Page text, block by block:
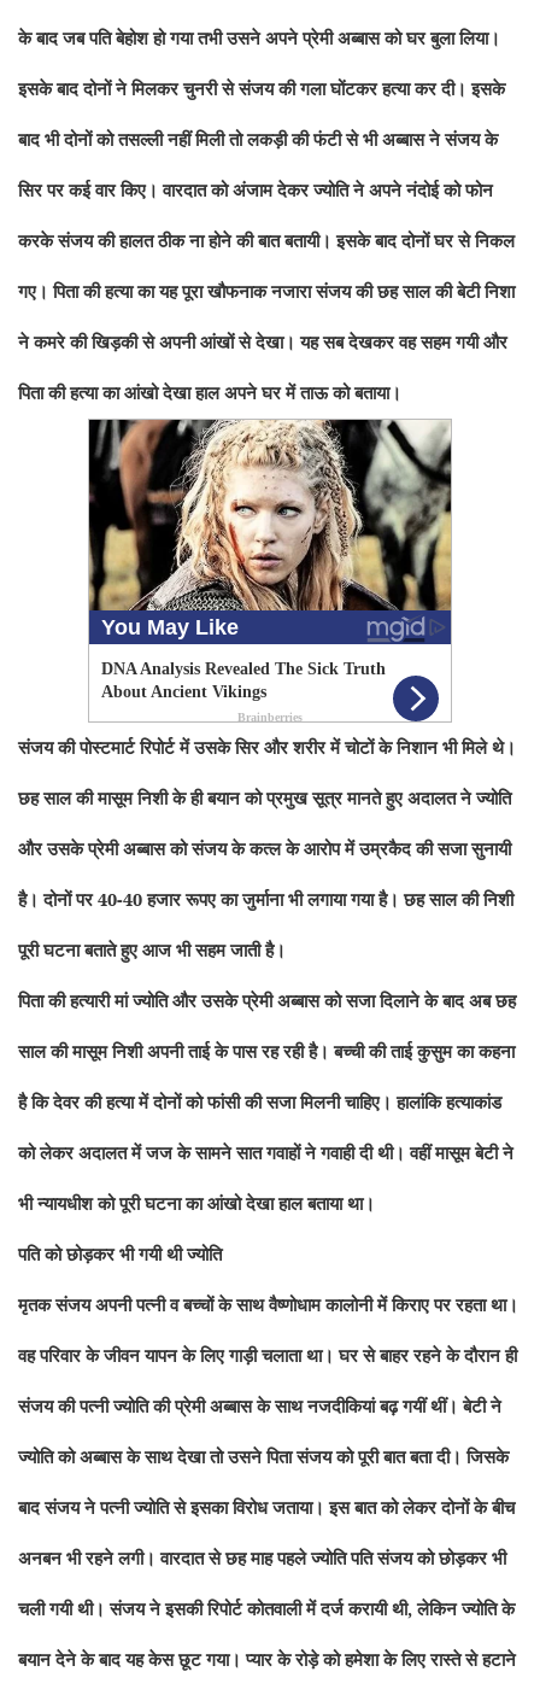
के बाद जब पति बेहोश हो गया तभी उसने अपने प्रेमी अब्बास को घर बुला लिया।
इसके बाद दोनों ने मिलकर चुनरी से संजय की गला घोंटकर हत्या कर दी। इसके
बाद भी दोनों को तसल्ली नहीं मिली तो लकड़ी की फंटी से भी अब्बास ने संजय के
सिर पर कई वार किए। वारदात को अंजाम देकर ज्योति ने अपने नंदोई को फोन
करके संजय की हालत ठीक ना होने की बात बतायी। इसके बाद दोनों घर से निकल
गए। पिता की हत्या का यह पूरा खौफनाक नजारा संजय की छह साल की बेटी निशा
ने कमरे की खिड़की से अपनी आंखों से देखा। यह सब देखकर वह सहम गयी और
पिता की हत्या का आंखो देखा हाल अपने घर में ताऊ को बताया।
संजय की पोस्टमार्ट रिपोर्ट में उसके सिर और शरीर में चोटों के निशान भी मिले थे।
छह साल की मासूम निशी के ही बयान को प्रमुख सूत्र मानते हुए अदालत ने ज्योति
और उसके प्रेमी अब्बास को संजय के कत्ल के आरोप में उम्रकैद की सजा सुनायी
है। दोनों पर 40-40 हजार रूपए का जुर्माना भी लगाया गया है। छह साल की निशी
पूरी घटना बताते हुए आज भी सहम जाती है।
पिता की हत्यारी मां ज्योति और उसके प्रेमी अब्बास को सजा दिलाने के बाद अब छह
साल की मासूम निशी अपनी ताई के पास रह रही है। बच्ची की ताई कुसुम का कहना
है कि देवर की हत्या में दोनों को फांसी की सजा मिलनी चाहिए। हालांकि हत्याकांड
को लेकर अदालत में जज के सामने सात गवाहों ने गवाही दी थी। वहीं मासूम बेटी ने
भी न्यायधीश को पूरी घटना का आंखो देखा हाल बताया था।
पति को छोड़कर भी गयी थी ज्योति
मृतकसंजय अपनी पत्नी व बच्चों के साथ वैष्णोधाम कालोनी में किराए पर रहता था।
वह परिवार के जीवन यापन के लिए गाड़ी चलाता था। घर से बाहर रहने के दौरानही
संजय की पत्नी ज्योतिकी प्रेमी अब्बास के साथ नजदीकियां बढ़ गयीं थीं। बेटी ने
ज्योति को अब्बास के साथ देखा तो उसने पिता संजय को पूरी बात बता दी। जिसके
बाद संजय ने पत्नी ज्योति से इसका विरोध जताया। इस बात को लेकर दोनों के बीच
अनबन भी रहने लगी। वारदात से छह माह पहले ज्योति पति संजय को छोड़कर भी
चली गयी थी। संजय ने इसकी रिपोर्ट कोतवाली में दर्ज करायी थी, लेकिन ज्योति के
बयान देने के बाद यह केस छूट गया। प्यार के रोड़े को हमेशा के लिए रास्ते से हटाने